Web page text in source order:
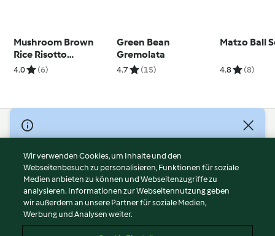
Mushroom Brown
Rice Risotto
(Diabetes)
4.0 (6)
Green Bean
Gremolata
4.7 (15)
Matzo Ball
4.8 (8)
© Copyright 2026
Nutzungsbedingungen
Datenschutzrichtlinien
Disclaimer
Impressum
Cookies
Wir verwenden Cookies, um Inhalte und den
Webseitenbesuch zu personalisieren, Funktionen für soziale
Medien anbieten zu können und Webseitenzugriffe zu
analysieren. Informationen zur Webseitennutzung geben
wir außerdem an unsere Partner für soziale Medien,
Werbung und Analysen weiter.